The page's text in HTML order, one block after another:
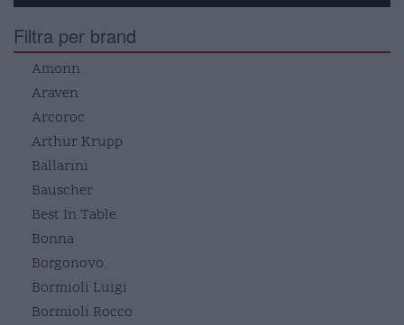
Filtra per brand
Amonn
Araven
Arcoroc
Arthur Krupp
Ballarini
Bauscher
Best In Table
Bonna
Borgonovo
Bormioli Luigi
Bormioli Rocco